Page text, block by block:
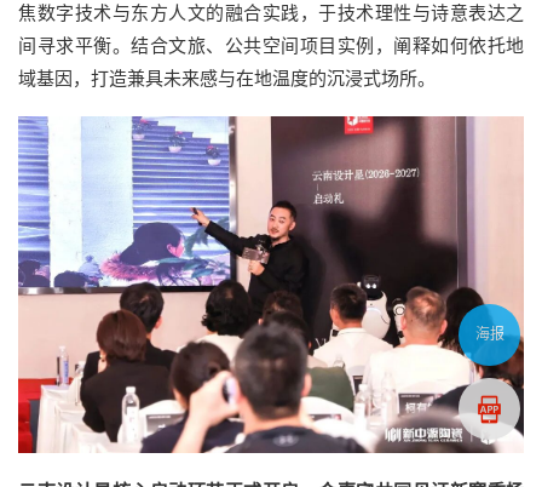
焦数字技术与东方人文的融合实践，于技术理性与诗意表达之
间寻求平衡。结合文旅、公共空间项目实例，阐释如何依托地
域基因，打造兼具未来感与在地温度的沉浸式场所。
海报